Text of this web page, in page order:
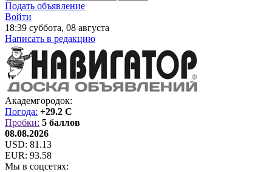
Подать объявление
Войти
18:39 суббота, 08 августа
Написать в редакцию
Академгородок:
Погода: +29.2 C
Пробки: 5 баллов
08.08.2026
USD: 81.13
EUR: 93.58
Мы в соцсетях: